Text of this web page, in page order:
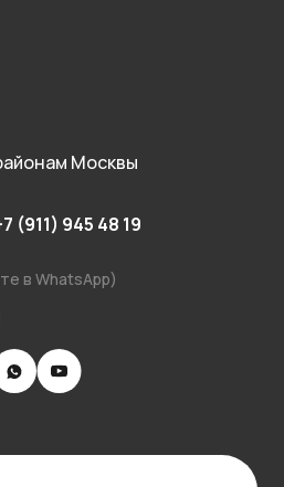
Москвы
(911) 945 48 19
в WhatsApp)